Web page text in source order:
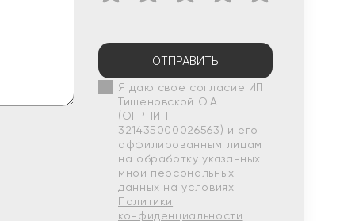
ОТПРАВИТЬ
Я даю свое согласие ИП
Тишеновской О.А.
(ОГРНИП
321435000026563) и его
аффилированным лицам
на обработку указанных
мной персональных
данных на условиях
Политики
конфиденциальности